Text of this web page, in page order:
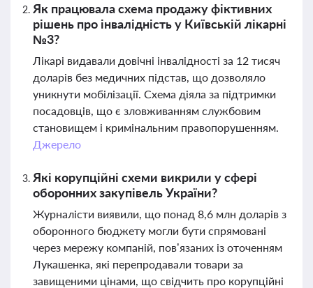
Як працювала схема продажу фіктивних
рішень про інвалідність у Київській лікарні
№3?
Лікарі видавали довічні інвалідності за 12 тисяч
доларів без медичних підстав, що дозволяло
уникнути мобілізації. Схема діяла за підтримки
посадовців, що є зловживанням службовим
становищем і кримінальним правопорушенням.
Джерело
Які корупційні схеми викрили у сфері
оборонних закупівель України?
Журналісти виявили, що понад 8,6 млн доларів з
оборонного бюджету могли бути спрямовані
через мережу компаній, пов’язаних із оточенням
Лукашенка, які перепродавали товари за
завищеними цінами, що свідчить про корупційні